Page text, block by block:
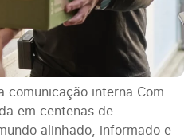
comunicação interna Com
em centenas de
alinhado, informado e